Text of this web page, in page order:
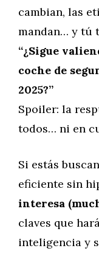
cambian, las
mandan… y tú
“¿Sigue
coche de
2025?”
Spoiler: la
todos… ni en
Si estás
eficiente sin
interesa
claves que
inteligencia y